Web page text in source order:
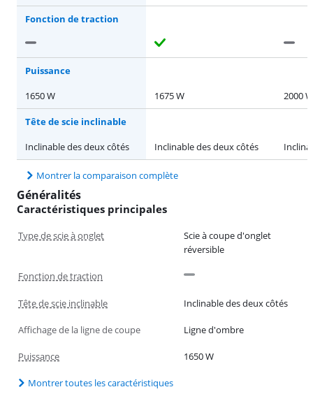
Fonction de traction
Puissance
1650 W
1675 W 2000 W
Tête de scie inclinable
Inclinable des deux côtés
Inclinable des deux côtés
Montrer la comparaison complète
Généralités
Caractéristiques principales
Type de scie à onglet
Scie à coupe d'onglet
réversible
Fonction de traction
Tête de scie inclinable Inclinable des deux côtés
Affichage de la ligne de coupe Ligne d'ombre
Puissance 1650 W
Montrer toutes les caractéristiques